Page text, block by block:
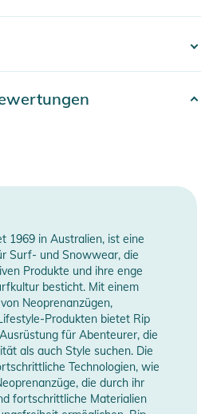
Baumwolle 2% Elastan
Sicherheitshinweise und Warnungen
Men
Herstellerangaben
anzeigen
1969 in Australien, ist eine
Surf- und Snowwear, die
Produkte und ihre enge
besticht. Mit einem
Neoprenanzügen,
Produkten bietet Rip
für Abenteurer, die
als auch Style suchen. Die
Technologien, wie
die durch ihr
fortschrittliche Materialien